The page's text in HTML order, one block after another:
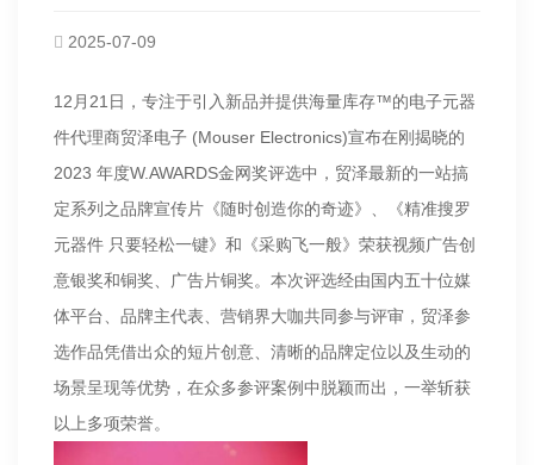
2025-07-09
12月21日，专注于引入新品并提供海量库存™的电子元器
件代理商贸泽电子 (Mouser Electronics)宣布在刚揭晓的
2023 年度W.AWARDS金网奖评选中，贸泽最新的一站搞
定系列之品牌宣传片《随时创造你的奇迹》、《精准搜罗
元器件 只要轻松一键》和《采购飞一般》荣获视频广告创
意银奖和铜奖、广告片铜奖。本次评选经由国内五十位媒
体平台、品牌主代表、营销界大咖共同参与评审，贸泽参
选作品凭借出众的短片创意、清晰的品牌定位以及生动的
场景呈现等优势，在众多参评案例中脱颖而出，一举斩获
以上多项荣誉。